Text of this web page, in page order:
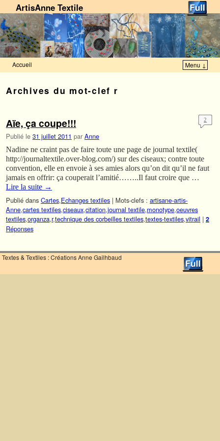
ArtisAnne Textile
Accueil Menu ↓
Archives du mot-clef r
Aïe, ça coupe!!!
Publié le 31 juillet 2011 par Anne
2
Nadine ne craint pas de faire toute une page de journal textile(
http://journaltextile.over-blog.com/) sur des ciseaux; contre toute
convention, elle en envoie à ses amies alors qu’on dit qu’il ne faut
jamais en offrir: ça couperait l’amitié……..Il faut croire que …
Lire la suite →
Publié dans Cartes,Echanges textiles | Mots-clefs : artisane-artis-
Anne,cartes textiles,ciseaux,citation,journal textile,monotype,oeuvres
textiles,organza,r,technique des corbeilles textiles,textes-textiles,vitrail | 2
Réponses
Textes & Textiles : Créations Anne Gailhbaud